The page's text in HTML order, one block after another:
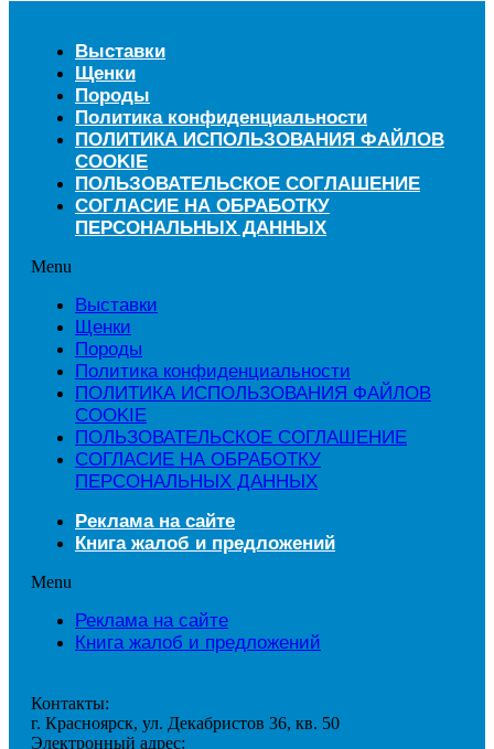
Выставки
Щенки
Породы
Политика конфиденциальности
ПОЛИТИКА ИСПОЛЬЗОВАНИЯ ФАЙЛОВ
COOKIE
ПОЛЬЗОВАТЕЛЬСКОЕ СОГЛАШЕНИЕ
СОГЛАСИЕ НА ОБРАБОТКУ
ПЕРСОНАЛЬНЫХ ДАННЫХ
Menu
Выставки
Щенки
Породы
Политика конфиденциальности
ПОЛИТИКА ИСПОЛЬЗОВАНИЯ ФАЙЛОВ
COOKIE
ПОЛЬЗОВАТЕЛЬСКОЕ СОГЛАШЕНИЕ
СОГЛАСИЕ НА ОБРАБОТКУ
ПЕРСОНАЛЬНЫХ ДАННЫХ
Реклама на сайте
Книга жалоб и предложений
Menu
Реклама на сайте
Книга жалоб и предложений
Контакты:
г. Красноярск, ул. Декабристов 36, кв. 50
Электронный адрес: